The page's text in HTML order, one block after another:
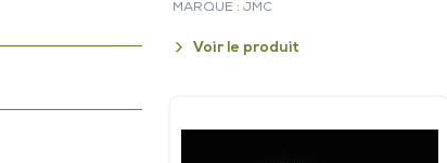
MARQUE : JMC
Voir le produit